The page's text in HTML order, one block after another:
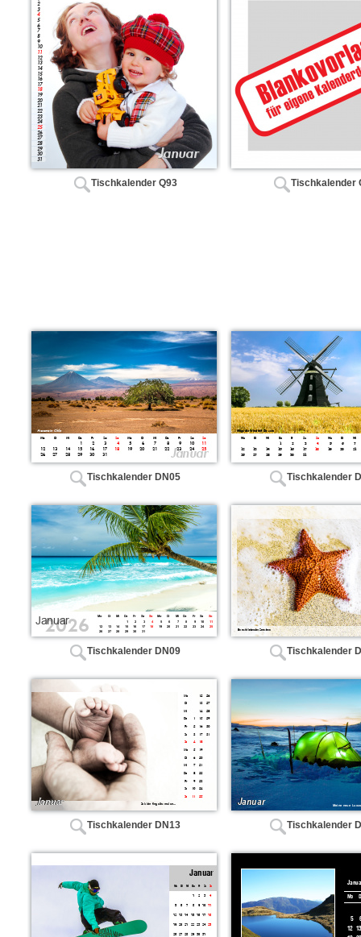
Tischkalender Q93 Tischkalender
Tischkalender DN05 Tischkalender
Tischkalender DN09 Tischkalender
Tischkalender DN13 Tischkalender